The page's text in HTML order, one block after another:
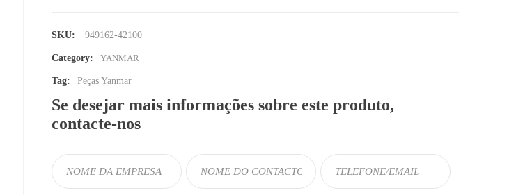
SKU: 949162-42100
Category: YANMAR
Tag: Peças Yanmar
Se desejar mais informações sobre este produto,
contacte-nos